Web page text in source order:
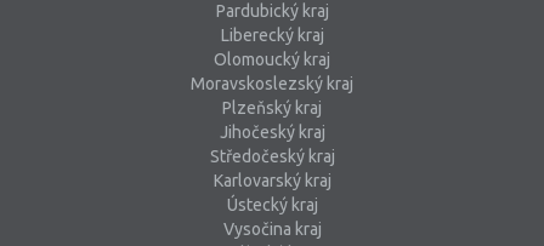
Pardubický kraj
Liberecký kraj
Olomoucký kraj
Moravskoslezský kraj
Plzeňský kraj
Jihočeský kraj
Středočeský kraj
Karlovarský kraj
Ústecký kraj
Vysočina kraj